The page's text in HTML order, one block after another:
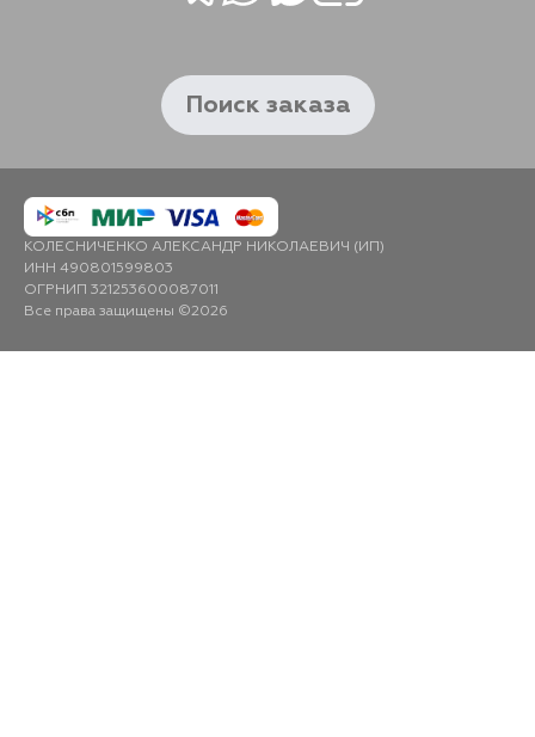
Поиск заказа
КОЛЕСНИЧЕНКО АЛЕКСАНДР НИКОЛАЕВИЧ (ИП)
ИНН 490801599803
ОГРНИП 321253600087011
Все права защищены ©2026